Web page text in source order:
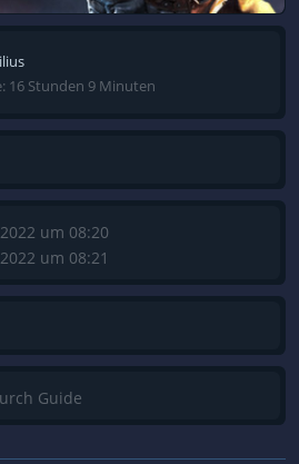
16 Stunden 9 Minuten
um 08:20
um 08:21
Guide